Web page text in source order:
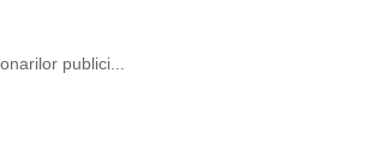
publici...